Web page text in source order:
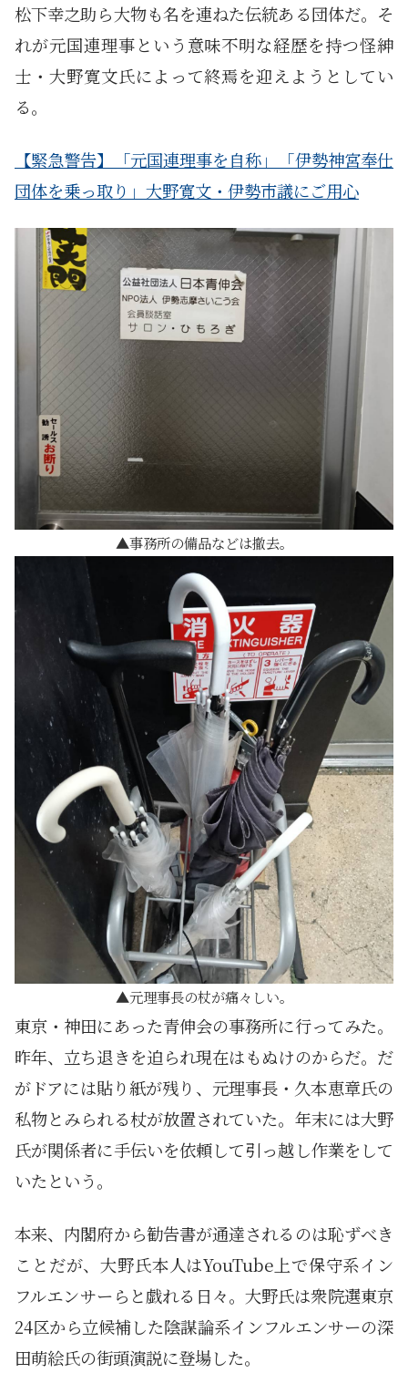
松下幸之助ら大物も名を連ねた伝統ある団体だ。そ
れが元国連理事という意味不明な経歴を持つ怪紳
士・大野寛文氏によって終焉を迎えようとしてい
る。
【緊急警告】「元国連理事を自称」「伊勢神宮奉仕
団体を乗っ取り」大野寛文・伊勢市議にご用心
事務所の備品などは撤去。
元理事長の杖が痛々しい。
東京・神田にあった青伸会の事務所に行ってみた。
昨年、立ち退きを迫られ現在はもぬけのからだ。だ
がドアには貼り紙が残り、元理事長・久本恵章氏の
私物とみられる杖が放置されていた。年末には大野
氏が関係者に手伝いを依頼して引っ越し作業をして
いたという。
本来、内閣府から勧告書が通達されるのは恥ずべき
ことだが、大野氏本人はYouTube上で保守系イン
フルエンサーらと戯れる日々。大野氏は衆院選東京
24区から立候補した陰謀論系インフルエンサーの深
田萌絵氏の街頭演説に登場した。